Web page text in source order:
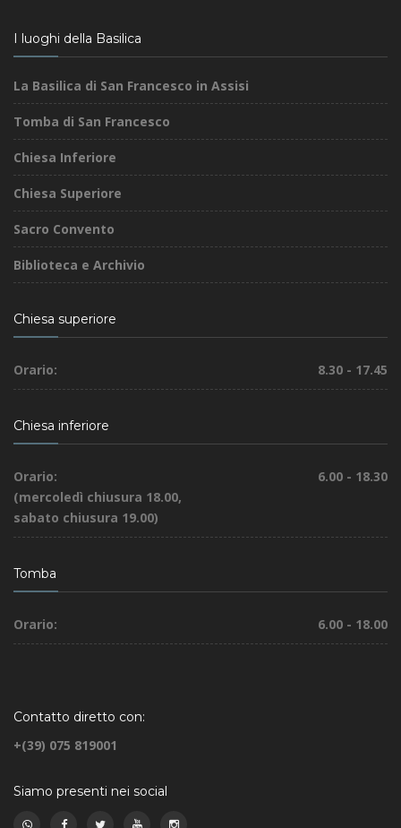
I luoghi della Basilica
La Basilica di San Francesco in Assisi
Tomba di San Francesco
Chiesa Inferiore
Chiesa Superiore
Sacro Convento
Biblioteca e Archivio
Chiesa superiore
Orario: 8.30 - 17.45
Chiesa inferiore
Orario:
6.00 - 18.30
(mercoledì chiusura 18.00,
sabato chiusura 19.00)
Tomba
Orario: 6.00 - 18.00
Contatto diretto con:
+(39) 075 819001
Siamo presenti nei social